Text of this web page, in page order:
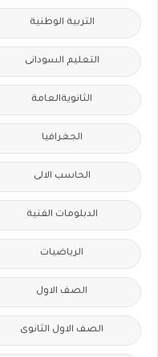
التربية الوطنية
التعليم السودانى
الثانويةالعامة
الجغرافيا
الحاسب الالى
الدبلومات الفنية
الرياضيات
الصف الاول
الصف الاول الثانوى